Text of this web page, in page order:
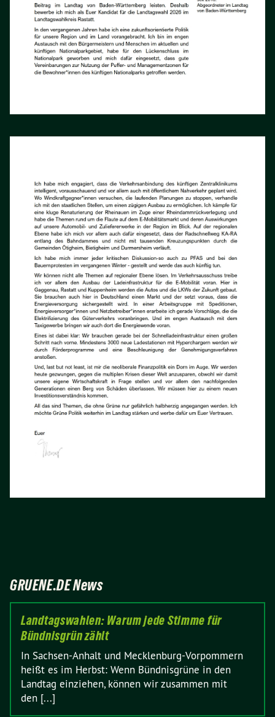
GRUENE.DE News
Landtagswahlen: Warum jede Stimme für
Bündnisgrün zählt
In Sachsen-Anhalt und Mecklenburg-Vorpommern
heißt es im Herbst: Wenn Bündnisgrüne in den
Landtag einziehen, können wir zusammen mit
den [...]